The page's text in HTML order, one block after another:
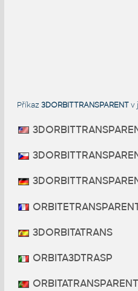
Příkaz 3DORBITTRANSPARENTv
3DORBITATRANS
ORBITA3DTRASP